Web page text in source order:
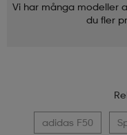
Vi har många modeller
du fler
adidas F50